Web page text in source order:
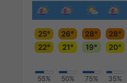
25° 26° 28°
28°
22°
21° 19° 20°
55% 50% 75% 35%